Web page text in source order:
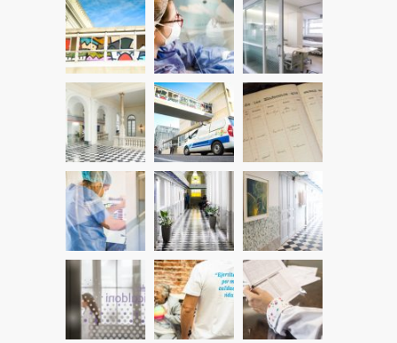
Llamado para auxiliar de enfermería en
Nefrología y Hemodiálisis Crónicos.
1660
5 JULIO, 2024